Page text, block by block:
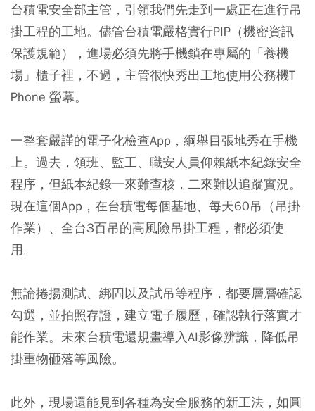
台積電安全部主管，引領我們先走到一處正在進行吊
掛工程的工地。儘管台積電嚴格實行PIP（機密資訊
保護規範），進場必須先將手機鎖在專屬的「養機
場」櫃子裡，不過，主管很快秀出工地使用公務機T
Phone 螢幕。
一整套嚴謹的電子化檢查App，綱舉目張地秀在手機
上。過去，領班、監工、職安人員仰賴紙本紀錄安全
程序，但紙本紀錄一來難查核，二來難以追蹤實況。
現在這個App，在台積電每個基地、每天60吊（吊掛
作業）、全台3百吊的高風險吊掛工程，都必須使
用。
無論捲揚測試、綁固以及試吊等程序，都要層層確認
勾選，並拍照存證，建立電子履歷，確認執行落實才
能作業。未來台積電還規畫導入AI影像辨識，降低吊
掛重物砸落等風險。
此外，現場還能見到各種為安全服務的新工法，如圓